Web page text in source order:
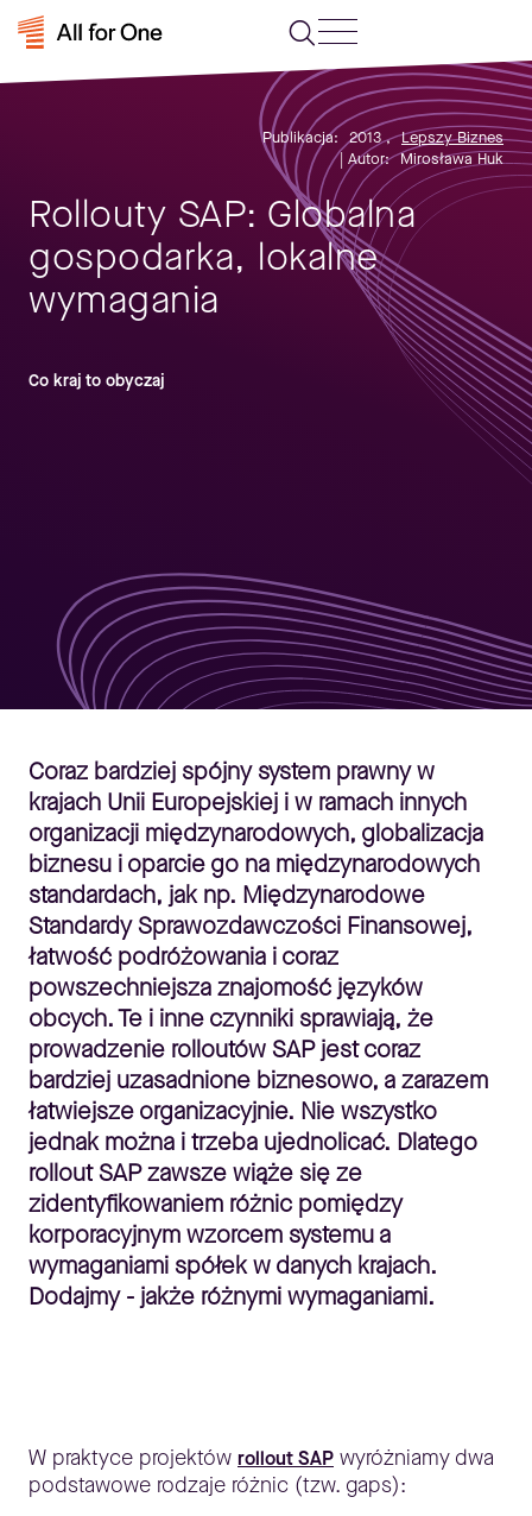
Publikacja: 2013, Lepszy Biznes
| Autor: Mirosława Huk
Rollouty SAP: Globalna
gospodarka, lokalne
wymagania
Co kraj to obyczaj
Coraz bardziej spójny system prawny w
krajach Unii Europejskiej i w ramach innych
organizacji międzynarodowych, globalizacja
biznesu i oparcie go na międzynarodowych
standardach, jak np. Międzynarodowe
Standardy Sprawozdawczości Finansowej,
łatwość podróżowania i coraz
powszechniejsza znajomość języków
obcych. Te i inne czynniki sprawiają, że
prowadzenie rolloutów SAP jest coraz
bardziej uzasadnione biznesowo, a zarazem
łatwiejsze organizacyjnie. Nie wszystko
jednak można i trzeba ujednolicać. Dlatego
rollout SAP zawsze wiąże się ze
zidentyfikowaniem różnic pomiędzy
korporacyjnym wzorcem systemu a
wymaganiami spółek w danych krajach.
Dodajmy - jakże różnymi wymaganiami.
W praktyce projektów rollout SAP wyróżniamy dwa
podstawowe rodzaje różnic (tzw. gaps):